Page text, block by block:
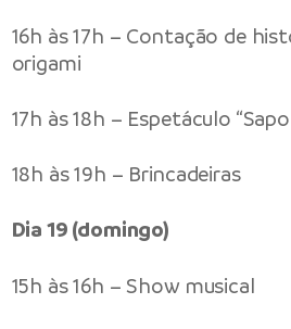
16h às 17h – Contação de
origami
17h às 18h – Espetáculo
18h às 19h – Brincadeiras
Dia 19 (domingo)
15h às 16h – Show musical